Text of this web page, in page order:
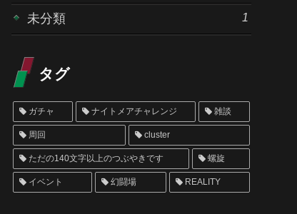
未分類 1
タグ
ガチャ ナイトメアチャレンジ 雑談
周回 cluster
ただの140文字以上のつぶやきです 螺旋
イベント 幻闘場 REALITY